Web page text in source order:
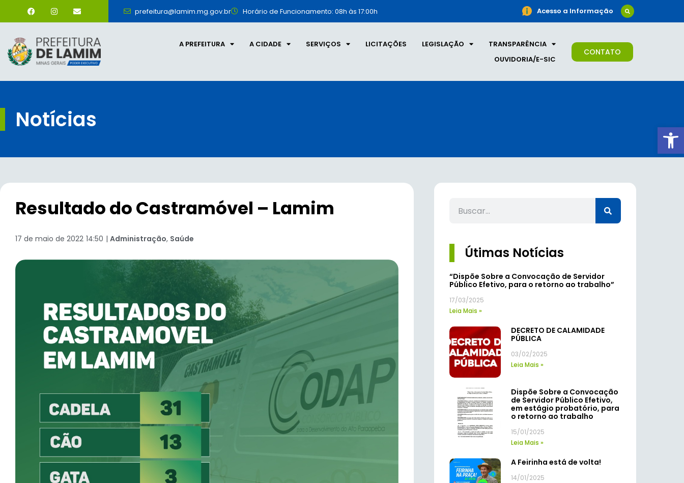
prefeitura@lamim.mg.gov.br Horário de Funcionamento: 08h às 17:00h Acesso a Informação
A PREFEITURA A CIDADE SERVIÇOS LICITAÇÕES LEGISLAÇÃO
TRANSPARÊNCIA
OUVIDORIA/E-SIC
CONTATO
Notícias
Resultado do Castramóvel – Lamim
17 de maio de 2022 14:50 | Administração, Saúde
Útimas Notícias
“Dispõe Sobre a Convocação de Servidor
Público Efetivo, para o retorno ao trabalho”
17/03/2025
Leia Mais »
DECRETO DE CALAMIDADE
PÚBLICA
03/02/2025
Leia Mais »
Dispõe Sobre a Convocação
de Servidor Público Efetivo,
em estágio probatório, para
o retorno ao trabalho
15/01/2025
Leia Mais »
A Feirinha está de volta!
14/01/2025